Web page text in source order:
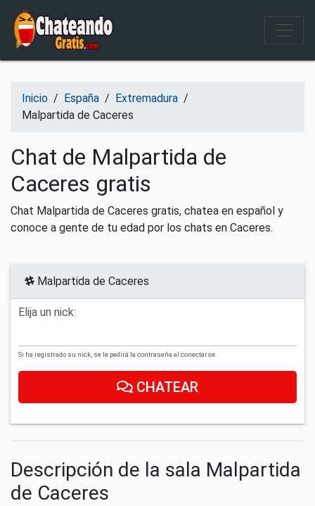
Salir del contenido
Inicio / España / Extremadura /
Malpartida de Caceres
Chat de Malpartida de
Caceres gratis
Chat Malpartida de Caceres gratis, chatea en español y
conoce a gente de tu edad por los chats en Caceres.
Malpartida de Caceres
Elija un nick:
Si ha registrado su nick, se le pedirá la contraseña al conectarse.
CHATEAR
Descripción de la sala Malpartida
de Caceres